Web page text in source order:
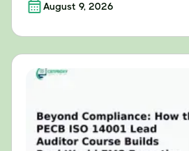
August 9, 2026